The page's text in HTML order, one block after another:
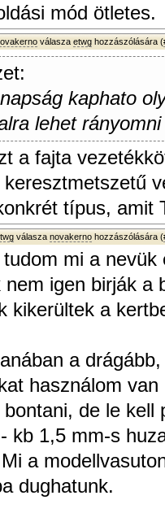
mód ötletes.
válasza etwg hozzászólására (
kaphato
lehet
a fajta
keresztmetszetű
típus, amit
válasza novakerno hozzászólására (
tudom mi a
nem igen birják a
kikerültek a
a
használom
bontani, de le kell
kb 1,5 mm-s
a
dughatunk.